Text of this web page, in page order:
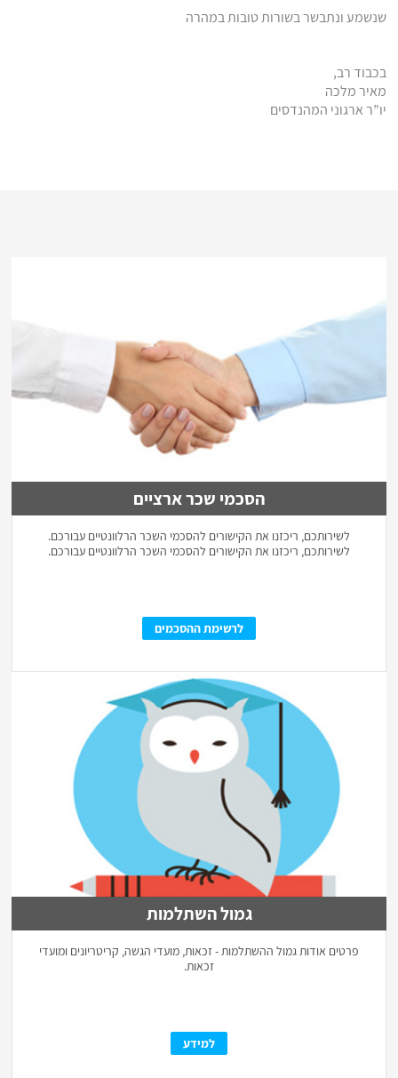
שנשמע ונתבשר בשורות טובות במהרה
בכבוד רב,
מאיר מלכה
יו”ר ארגוני המהנדסים
הסכמי שכר ארציים
לשירותכם, ריכזנו את הקישורים להסכמי השכר הרלוונטיים עבורכם.
לשירותכם, ריכזנו את הקישורים להסכמי השכר הרלוונטיים עבורכם.
לרשימת ההסכמים
גמול השתלמות
פרטים אודות גמול ההשתלמות - זכאות, מועדי הגשה, קריטריונים ומועדי
זכאות.
למידע